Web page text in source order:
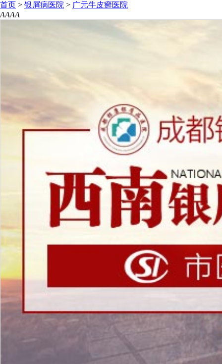
首页 > 银屑病医院 > 广元牛皮癣医院
AAAA